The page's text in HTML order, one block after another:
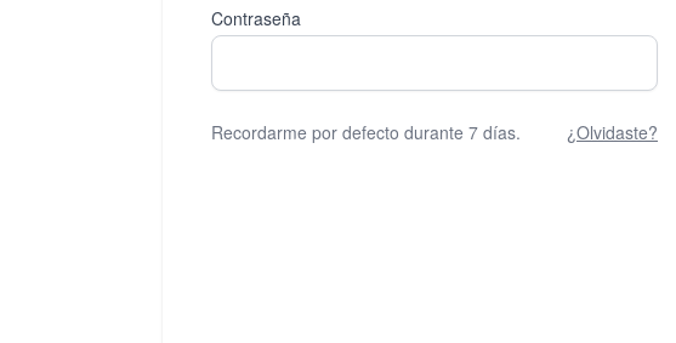
Contraseña
Recordarme por defecto durante 7 días. ¿Olvidaste?